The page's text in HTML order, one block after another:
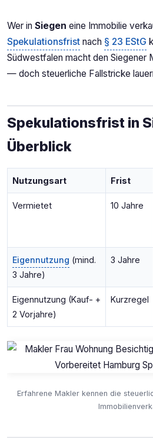
Wer in Siegen eine Immobilie
Spekulationsfrist nach § 23 EStG
Südwestfalen macht den Siegener
— doch steuerliche Fallstricke
Spekulationsfrist in
Überblick
Nutzungsart Frist
Vermietet 10 Jahre
Eigennutzung (mind.
3 Jahre)
3 Jahre
Eigennutzung (Kauf- +
2 Vorjahre)
Kurzregel
Erfahrene Makler kennen die